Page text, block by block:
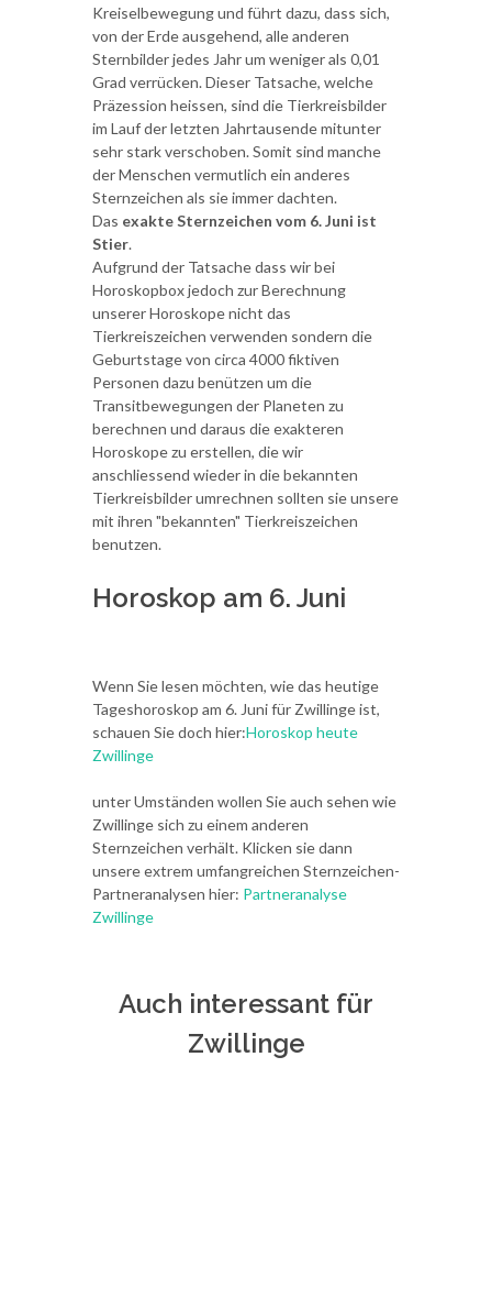
Kreiselbewegung und führt dazu, dass sich,
von der Erde ausgehend, alle anderen
Sternbilder jedes Jahr um weniger als 0,01
Grad verrücken. Dieser Tatsache, welche
Präzession heissen, sind die Tierkreisbilder
im Lauf der letzten Jahrtausende mitunter
sehr stark verschoben. Somit sind manche
der Menschen vermutlich ein anderes
Sternzeichen als sie immer dachten.
Das exakte Sternzeichen vom 6. Juni ist
Stier.
Aufgrund der Tatsache dass wir bei
Horoskopbox jedoch zur Berechnung
unserer Horoskope nicht das
Tierkreiszeichen verwenden sondern die
Geburtstage von circa 4000 fiktiven
Personen dazu benützen um die
Transitbewegungen der Planeten zu
berechnen und daraus die exakteren
Horoskope zu erstellen, die wir
anschliessend wieder in die bekannten
Tierkreisbilder umrechnen sollten sie unsere
mit ihren "bekannten" Tierkreiszeichen
benutzen.
Horoskop am 6. Juni
Wenn Sie lesen möchten, wie das heutige
Tageshoroskop am 6. Juni für Zwillinge ist,
schauen Sie doch hier:Horoskop heute
Zwillinge
unter Umständen wollen Sie auch sehen wie
Zwillinge sich zu einem anderen
Sternzeichen verhält. Klicken sie dann
unsere extrem umfangreichen Sternzeichen-
Partneranalysen hier: Partneranalyse
Zwillinge
Auch interessant für
Zwillinge